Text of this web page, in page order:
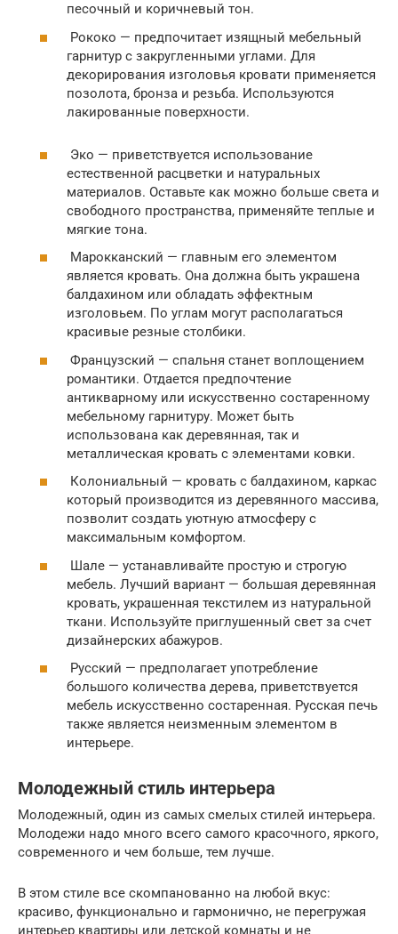
песочный и коричневый тон.
Рококо — предпочитает изящный мебельный
гарнитур с закругленными углами. Для
декорирования изголовья кровати применяется
позолота, бронза и резьба. Используются
лакированные поверхности.
Эко — приветствуется использование
естественной расцветки и натуральных
материалов. Оставьте как можно больше света и
свободного пространства, применяйте теплые и
мягкие тона.
Марокканский — главным его элементом
является кровать. Она должна быть украшена
балдахином или обладать эффектным
изголовьем. По углам могут располагаться
красивые резные столбики.
Французский — спальня станет воплощением
романтики. Отдается предпочтение
антикварному или искусственно состаренному
мебельному гарнитуру. Может быть
использована как деревянная, так и
металлическая кровать с элементами ковки.
Колониальный — кровать с балдахином, каркас
который производится из деревянного массива,
позволит создать уютную атмосферу с
максимальным комфортом.
Шале — устанавливайте простую и строгую
мебель. Лучший вариант — большая деревянная
кровать, украшенная текстилем из натуральной
ткани. Используйте приглушенный свет за счет
дизайнерских абажуров.
Русский — предполагает употребление
большого количества дерева, приветствуется
мебель искусственно состаренная. Русская печь
также является неизменным элементом в
интерьере.
Молодежный стиль интерьера
Молодежный, один из самых смелых стилей интерьера.
Молодежи надо много всего самого красочного, яркого,
современного и чем больше, тем лучше.
В этом стиле все скомпанованно на любой вкус:
красиво, функционально и гармонично, не перегружая
интерьер квартиры или детской комнаты и не